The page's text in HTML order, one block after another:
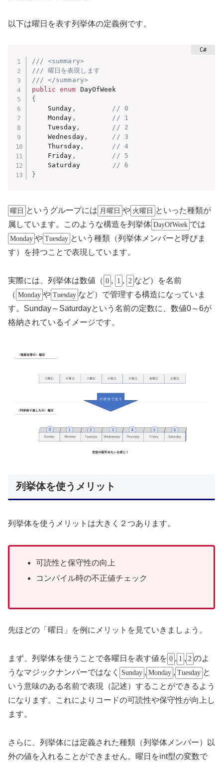
以下は曜日を表す列挙体の定義例です。
/// <summary>
/// 曜日を表現します
/// </summary>
public
enum
{
    Sunday
,
// 0
    Monday
,
// 1
    Tuesday
,
// 2
    Wednesday
,
// 3
    Thursday
,
// 4
    Friday
,
// 5
    Saturday
// 6
}
曜日 というグループには 月曜日 や 火曜日 といった種類が
属しています。このような構造を列挙体 DayOfWeek では
Monday や Tuesday という種類（列挙体メンバーと呼びま
す）を持つことで表現しています。
実際には、列挙体は数値（ 0 , 1 , 2 など）を名前
（ Monday や Tuesday など）で管理する構造になっていま
す。Sunday～Saturdayという名前の定数に、数値0～6が
格納されているイメージです。
列挙体を使うメリット
列挙体を使うメリットは大きく２つあります。
可読性と保守性の向上
コンパイル時の不正値チェック
先ほどの「曜日」を例にメリットを見ていきましょう。
まず、列挙体を使うことで各曜日を表す値を 0 , 1 , 2 のよ
うなマジックナンバーではなく
Sunday , Monday , Tuesday と
いう意味のある名前で表現（記述）することができるよう
になります。これによりコードの可読性や保守性が向上し
ます。
さらに、列挙体には定義された種類（列挙体メンバー）以
外の値を入れることができません。曜日をint型の変数で